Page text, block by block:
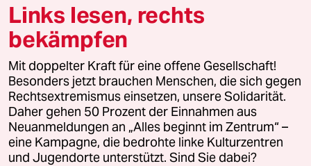
Mehr taz Lesestoff
taz Blogs
taz FUTURZWEI
Links lesen, rechts
bekämpfen
Mit doppelter Kraft für eine offene Gesellschaft!
Besonders jetzt brauchen Menschen, die sich gegen
Rechtsextremismus einsetzen, unsere Solidarität.
Daher gehen 50 Prozent der Einnahmen aus
Neuanmeldungen an „Alles beginnt im Zentrum“ –
eine Kampagne, die bedrohte linke Kulturzentren
und Jugendorte unterstützt. Sind Sie dabei?